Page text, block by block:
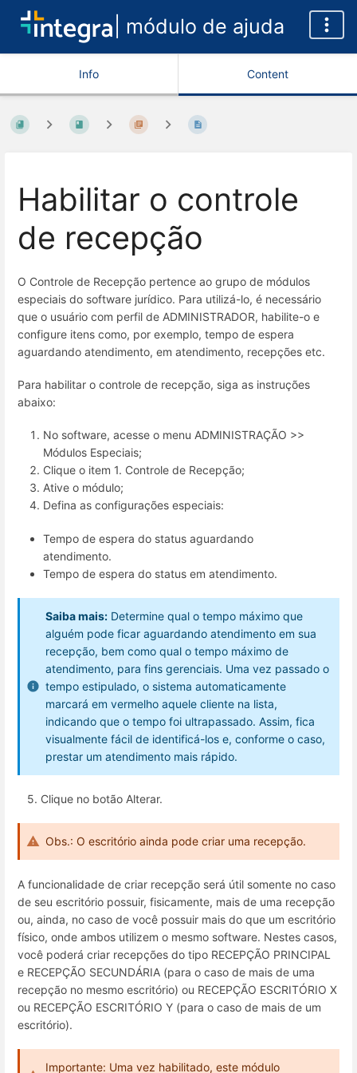
| módulo de ajuda
Info Content
Habilitar o controle
de recepção
O Controle de Recepção pertence ao grupo de módulos
especiais do software jurídico. Para utilizá-lo, é necessário
que o usuário com perfil de ADMINISTRADOR, habilite-o e
configure itens como, por exemplo, tempo de espera
aguardando atendimento, em atendimento, recepções etc.
Para habilitar o controle de recepção, siga as instruções
abaixo:
No software, acesse o menu ADMINISTRAÇÃO >>
Módulos Especiais;
Clique o item 1. Controle de Recepção;
Ative o módulo;
Defina as configurações especiais:
Tempo de espera do status aguardando
atendimento.
Tempo de espera do status em atendimento.
Saiba mais: Determine qual o tempo máximo que
alguém pode ficar aguardando atendimento em sua
recepção, bem como qual o tempo máximo de
atendimento, para fins gerenciais. Uma vez passado o
tempo estipulado, o sistema automaticamente
marcará em vermelho aquele cliente na lista,
indicando que o tempo foi ultrapassado. Assim, fica
visualmente fácil de identificá-los e, conforme o caso,
prestar um atendimento mais rápido.
5. Clique no botão Alterar.
Obs.: O escritório ainda pode criar uma recepção.
A funcionalidade de criar recepção será útil somente no caso
de seu escritório possuir, fisicamente, mais de uma recepção
ou, ainda, no caso de você possuir mais do que um escritório
físico, onde ambos utilizem o mesmo software. Nestes casos,
você poderá criar recepções do tipo RECEPÇÃO PRINCIPAL
e RECEPÇÃO SECUNDÁRIA (para o caso de mais de uma
recepção no mesmo escritório) ou RECEPÇÃO ESCRITÓRIO X
ou RECEPÇÃO ESCRITÓRIO Y (para o caso de mais de um
escritório).
Importante: Uma vez habilitado, este módulo